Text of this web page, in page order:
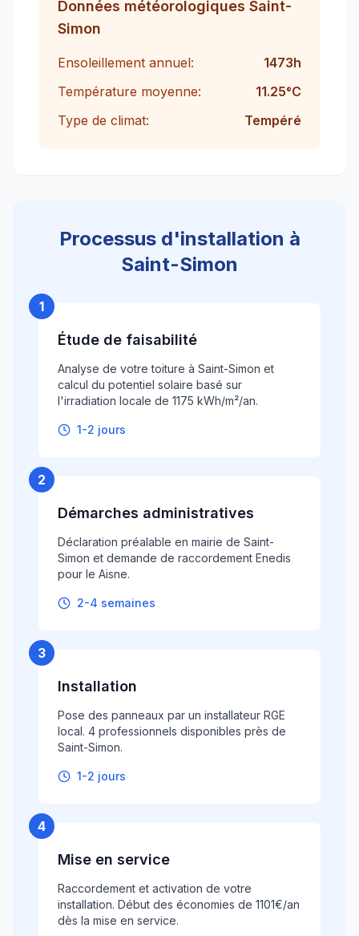
Données météorologiques Saint-
Simon
Ensoleillement annuel: 1473h
Température moyenne:
11.25°C
Type de climat:
Tempéré
Processus d'installation à
Saint-Simon
1
Étude de faisabilité
Analyse de votre toiture à Saint-Simon et
calcul du potentiel solaire basé sur
l'irradiation locale de 1175 kWh/m²/an.
1-2 jours
2
Démarches administratives
Déclaration préalable en mairie de Saint-
Simon et demande de raccordement Enedis
pour le Aisne.
2-4 semaines
3
Installation
Pose des panneaux par un installateur RGE
local. 4 professionnels disponibles près de
Saint-Simon.
1-2 jours
4
Mise en service
Raccordement et activation de votre
installation. Début des économies de 1101€/an
dès la mise en service.